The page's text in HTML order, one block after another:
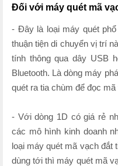
Đối với máy quét mã
- Đây là loại máy quét
thuận tiện di chuyển vị trí
tính thông qua dây USB
Bluetooth. Là dòng máy
quét ra tia chùm để đọc mã
- Với dòng 1D có giá rẻ
các mô hình kinh doanh
loại máy quét mã vạch đắt
dùng tới thì máy quét mã